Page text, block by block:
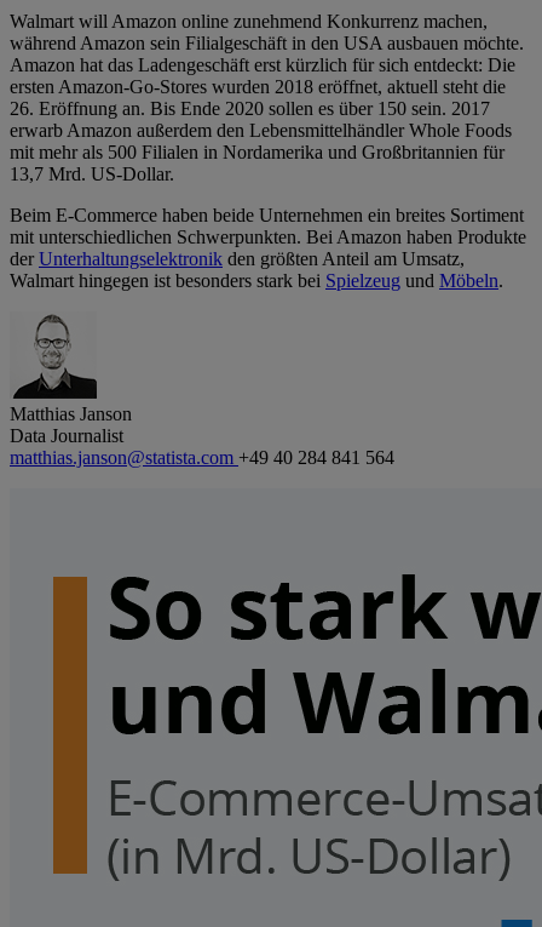
Walmart will Amazon online zunehmend Konkurrenz machen,
während Amazon sein Filialgeschäft in den USA ausbauen möchte.
Amazon hat das Ladengeschäft erst kürzlich für sich entdeckt: Die
ersten Amazon-Go-Stores wurden 2018 eröffnet, aktuell steht die
26. Eröffnung an. Bis Ende 2020 sollen es über 150 sein. 2017
erwarb Amazon außerdem den Lebensmittelhändler Whole Foods
mit mehr als 500 Filialen in Nordamerika und Großbritannien für
13,7 Mrd. US-Dollar.
Beim E-Commerce haben beide Unternehmen ein breites Sortiment
mit unterschiedlichen Schwerpunkten. Bei Amazon haben Produkte
derUnterhaltungselektronik den größten Anteil am Umsatz,
Walmart hingegen ist besonders stark bei Spielzeug und Möbeln.
Matthias Janson
Data Journalist
matthias.janson@statista.com +49 40 284 841 564